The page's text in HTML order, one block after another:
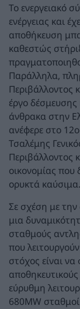
To ενεργειακό
ενέργειας και
αποθήκευση
καθεστώς
Παράλληλα,
Περιβάλλοντος
έργο δέσμευσης
άνθρακα στην
ανέφερε στο
Τσαλέμης
Περιβάλλοντος
οικονομίας
ορυκτά καύσιμα.
Σε σχέση με
μια
σταθμούς
που
στόχος είναι
εύρυθμη
680MW